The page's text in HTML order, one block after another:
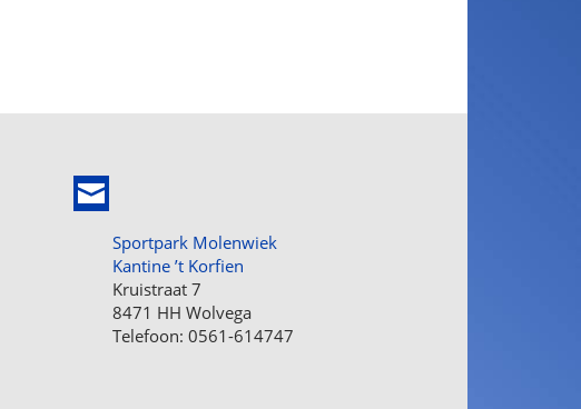
Sportpark Molenwiek
Kantine ’t Korfien
Kruistraat 7
8471 HH Wolvega
Telefoon: 0561-614747